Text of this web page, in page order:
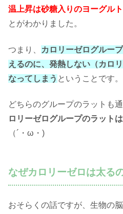
温上昇は砂糖入りのヨーグル
とがわかりました。
つまり、
カロリーゼログルー
えるのに、発熱しない（カロ
なってしまう ということです。
どちらのグループのラットも
ロリーゼログループのラット
（´・ω・)
なぜカロリーゼロは太る
おそらくの話ですが、生物の